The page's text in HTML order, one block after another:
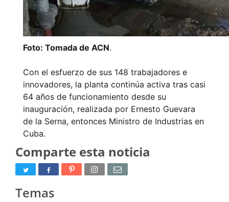
Foto: Tomada de ACN.
Con el esfuerzo de sus 148 trabajadores e
innovadores, la planta continúa activa tras casi
64 años de funcionamiento desde su
inauguración, realizada por Ernesto Guevara
de la Serna, entonces Ministro de Industrias en
Cuba.
Comparte esta noticia
Temas